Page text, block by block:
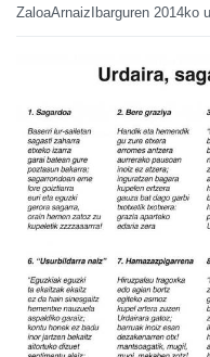
ZaloaArnaizIbarguren 2014ko